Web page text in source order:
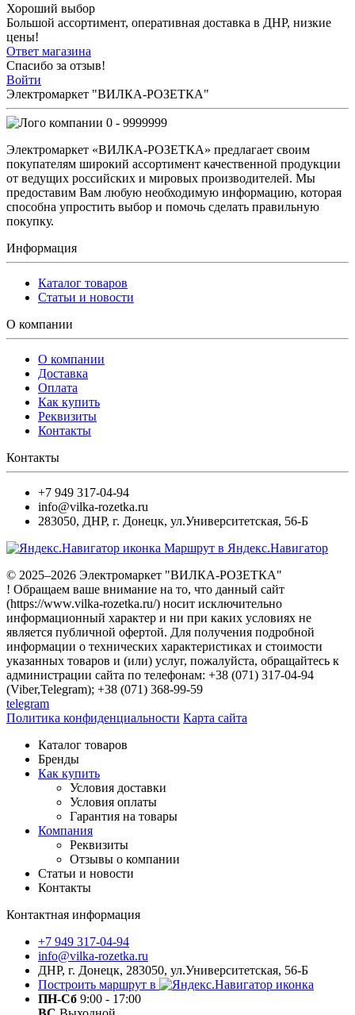
Хороший выбор
Большой ассортимент, оперативная доставка в ДНР, низкие
цены!
Ответ магазина
Спасибо за отзыв!
Войти
Электромаркет "ВИЛКА-РОЗЕТКА"
0 - 9999999
Электромаркет «ВИЛКА-РОЗЕТКА» предлагает своим
покупателям широкий ассортимент качественной продукции
от ведущих российских и мировых производителей. Мы
предоставим Вам любую необходимую информацию, которая
способна упростить выбор и помочь сделать правильную
покупку.
Информация
Каталог товаров
Статьи и новости
О компании
О компании
Доставка
Оплата
Как купить
Реквизиты
Контакты
Контакты
+7 949 317-04-94
info@vilka-rozetka.ru
283050, ДНР, г. Донецк, ул.Университетская, 56-Б
Маршрут в Яндекс.Навигатор
© 2025–2026 Электромаркет "ВИЛКА-РОЗЕТКА"
! Обращаем ваше внимание на то, что данный сайт
(https://www.vilka-rozetka.ru/) носит исключительно
информационный характер и ни при каких условиях не
является публичной офертой. Для получения подробной
информации о технических характеристиках и стоимости
указанных товаров и (или) услуг, пожалуйста, обращайтесь к
администрации сайта по телефонам: +38 (071) 317-04-94
(Viber,Telegram); +38 (071) 368-99-59
telegram
Политика конфиденциальности Карта сайта
Каталог товаров
Бренды
Как купить
Условия доставки
Условия оплаты
Гарантия на товары
Компания
Реквизиты
Отзывы о компании
Статьи и новости
Контакты
Контактная информация
+7 949 317-04-94
info@vilka-rozetka.ru
ДНР, г. Донецк, 283050, ул.Университетская, 56-Б
Построить маршрут в
ПН-Сб 9:00 - 17:00